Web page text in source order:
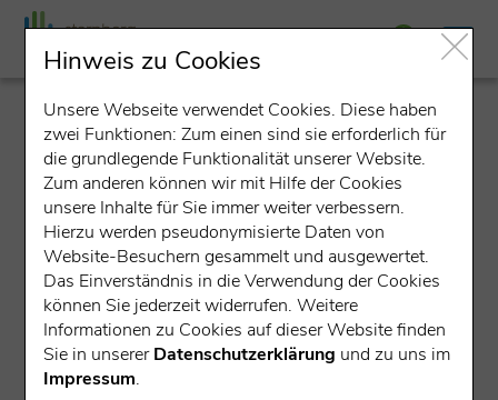
detail
Datensatz nicht gefunden.
Für die angegebene ID konnte kein Datensatz gefunden
werden.
Hinweis zu Cookies
Unsere Webseite verwendet Cookies. Diese haben
zwei Funktionen: Zum einen sind sie erforderlich für
die grundlegende Funktionalität unserer Website.
Zum anderen können wir mit Hilfe der Cookies
unsere Inhalte für Sie immer weiter verbessern.
Hierzu werden pseudonymisierte Daten von
Website-Besuchern gesammelt und ausgewertet.
Das Einverständnis in die Verwendung der Cookies
können Sie jederzeit widerrufen. Weitere
Informationen zu Cookies auf dieser Website finden
Sie in unsererDatenschutzerklärung und zu uns im
Impressum.